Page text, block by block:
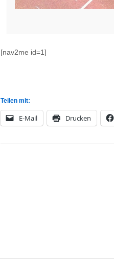
[nav2me id=1]
Teilen mit:
E-Mail Drucken